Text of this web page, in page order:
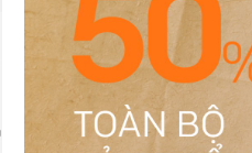
, vải mềm mại.
cách thanh lịch , vải cao cấp.